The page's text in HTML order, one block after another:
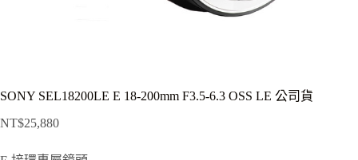
SONY SEL18200LE E 18-200mm F3.5-6.3 OSS LE 公司貨
NT$25,880